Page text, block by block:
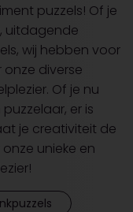
puzzels! Of je
uitdagende
wij hebben voor
onze diverse
Of je nu
er is
je creativiteit de
unieke en